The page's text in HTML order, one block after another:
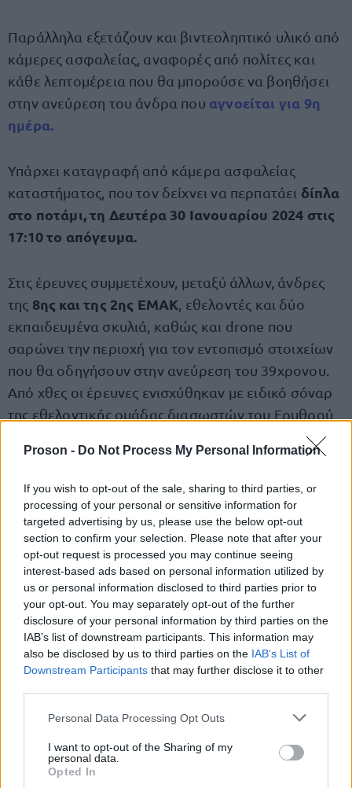
Proson - Do Not Process My Personal Information
If you wish to opt-out of the sale, sharing to third parties, or
processing of your personal or sensitive information for
targeted advertising by us, please use the below opt-out
section to confirm your selection. Please note that after your
opt-out request is processed you may continue seeing
interest-based ads based on personal information utilized by
us or personal information disclosed to third parties prior to
your opt-out. You may separately opt-out of the further
disclosure of your personal information by third parties on the
IAB’s list of downstream participants. This information may
also be disclosed by us to third parties on the IAB’s List of
Downstream Participants that may further disclose it to other
Please note that this website/app uses one or more Google
not limited to your visit or usage behaviour. You may click to
grant or deny consent to Google and its third-party tags to
use your data for below specified purposes in below Google
Personal Data Processing Opt Outs
I want to opt-out of the Sharing of my
personal data.
Opted In
Παράλληλα εξετάζουν και βιντεοληπτικό υλικό από
κάμερες ασφαλείας, αναφορές από πολίτες και
κάθε λεπτομέρεια που θα μπορούσε να βοηθήσει
στην ανεύρεση του άνδρα που αγνοείται για 9η
ημέρα.
Υπάρχει καταγραφή από κάμερα ασφαλείας
καταστήματος, που τον δείχνει να περπατάει δίπλα
στο ποτάμι, τη Δευτέρα 30 Ιανουαρίου 2024 στις
17:10 το απόγευμα.
Στις έρευνες συμμετέχουν, μεταξύ άλλων, άνδρες
της 8ης και της 2ης ΕΜΑΚ , εθελοντές και δύο
εκπαιδευμένα σκυλιά, καθώς και drone που
σαρώνει την περιοχή για τον εντοπισμό στοιχείων
που θα οδηγήσουν στην ανεύρεση του 39χρονου.
Από χθες οι έρευνες ενισχύθηκαν με ειδικό σόναρ
της εθελοντικής ομάδας διασωστών του Ερυθρού
ΑΣΕΠ: Πιστοποίηση Αγγλικών σε
μόνο 2 ημέρες στα χέρια σας
ΑΣΕΠ: Εξ αποστάσεως η πιο Εύκολη
Πιστοποίηση Υπολογιστών σε 2
μέρες